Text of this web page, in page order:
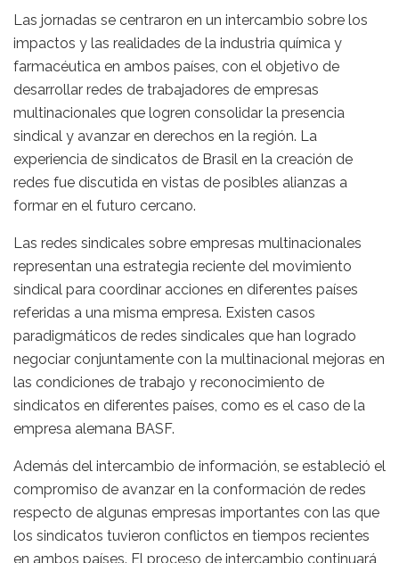
Las jornadas se centraron en un intercambio sobre los
impactos y las realidades de la industria química y
farmacéutica en ambos países, con el objetivo de
desarrollar redes de trabajadores de empresas
multinacionales que logren consolidar la presencia
sindical y avanzar en derechos en la región. La
experiencia de sindicatos de Brasil en la creación de
redes fue discutida en vistas de posibles alianzas a
formar en el futuro cercano.
Las redes sindicales sobre empresas multinacionales
representan una estrategia reciente del movimiento
sindical para coordinar acciones en diferentes países
referidas a una misma empresa. Existen casos
paradigmáticos de redes sindicales que han logrado
negociar conjuntamente con la multinacional mejoras en
las condiciones de trabajo y reconocimiento de
sindicatos en diferentes países, como es el caso de la
empresa alemana BASF.
Además del intercambio de información, se estableció el
compromiso de avanzar en la conformación de redes
respecto de algunas empresas importantes con las que
los sindicatos tuvieron conflictos en tiempos recientes
en ambos países. El proceso de intercambio continuará